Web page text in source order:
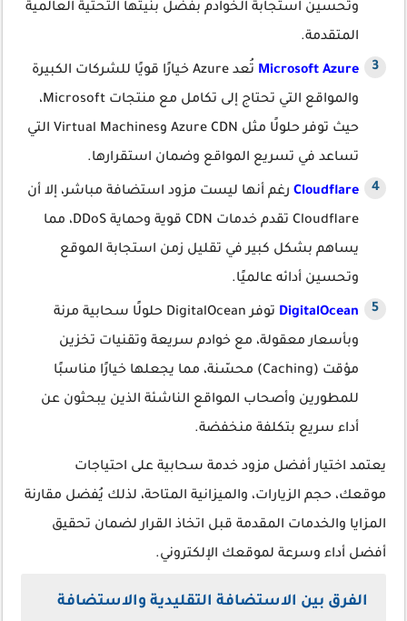
وتحسين استجابة الخوادم بفضل بنيتها التحتية العالمية
المتقدمة.
Microsoft Azure
تُعد Azure خيارًا قويًا للشركات الكبيرة
والمواقع التي تحتاج إلى تكامل مع منتجات Microsoft،
حيث توفر حلولًا مثل Azure CDN وVirtual Machines التي
تساعد في تسريع المواقع وضمان استقرارها.
Cloudflare رغم أنها ليست مزود استضافة مباشر، إلا أن
Cloudflare تقدم خدمات CDN قوية وحماية DDoS، مما
يساهم بشكل كبير في تقليل زمن استجابة الموقع
وتحسين أدائه عالميًا.
DigitalOcean
توفر DigitalOcean حلولًا سحابية مرنة
وبأسعار معقولة، مع خوادم سريعة وتقنيات تخزين
مؤقت (Caching) محسّنة، مما يجعلها خيارًا مناسبًا
للمطورين وأصحاب المواقع الناشئة الذين يبحثون عن
أداء سريع بتكلفة منخفضة.
يعتمد اختيار أفضل مزود خدمة سحابية على احتياجات
موقعك، حجم الزيارات، والميزانية المتاحة، لذلك يُفضل مقارنة
المزايا والخدمات المقدمة قبل اتخاذ القرار لضمان تحقيق
أفضل أداء وسرعة لموقعك الإلكتروني.
الفرق بين الاستضافة التقليدية والاستضافة